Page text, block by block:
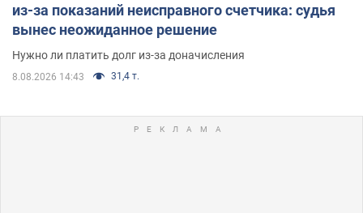
из-за показаний неисправного счетчика: судья
вынес неожиданное решение
Нужно ли платить долг из-за доначисления
8.08.2026 14:43 31,4 т.